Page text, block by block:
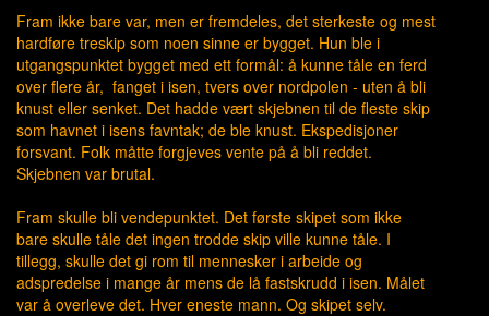
Fram ikke bare var, men er fremdeles, det sterkeste og mest
hardføre treskip som noen sinne er bygget. Hun ble i
utgangspunktet bygget med ett formål: å kunne tåle en ferd
over flere år, fanget i isen, tvers over nordpolen - uten å bli
knust eller senket. Det hadde vært skjebnen til de fleste skip
som havnet i isens favntak; de ble knust. Ekspedisjoner
forsvant. Folk måtte forgjeves vente på å bli reddet.
Skjebnen var brutal.
Fram skulle bli vendepunktet. Det første skipet som ikke
bare skulle tåle det ingen trodde skip ville kunne tåle. I
tillegg, skulle det gi rom til mennesker i arbeide og
adspredelse i mange år mens de lå fastskrudd i isen. Målet
var å overleve det. Hver eneste mann. Og skipet selv.